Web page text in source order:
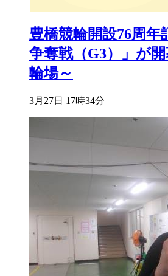
豊橋競輪開設76周年
争奪戦（G3）」が
輪場～
3月27日 17時34分